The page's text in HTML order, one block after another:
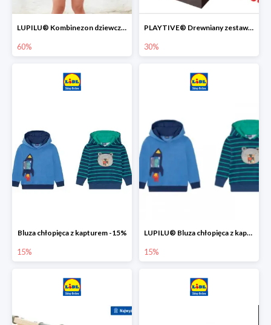
LUPILU® Kombinezon dziewczęcy z bawełny
60%
PLAYTIVE® Drewniany zestaw gier 10 w 1
30%
Bluza chłopięca z kapturem -15%
15%
LUPILU® Bluza chłopięca z kapturem
15%